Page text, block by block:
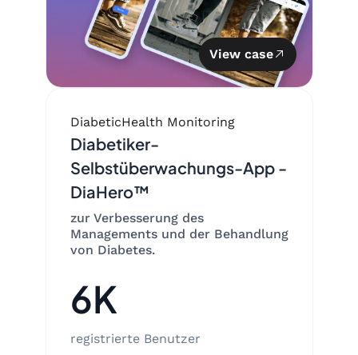
View case
DiabeticHealth Monitoring
Diabetiker-
Selbstüberwachungs-App -
DiaHero™
zur Verbesserung des
Managements und der Behandlung
von Diabetes.
6K
registrierte Benutzer